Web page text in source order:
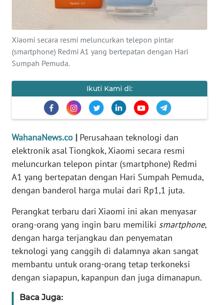
Xiaomi secara resmi meluncurkan telepon pintar
(smartphone) Redmi A1 yang bertepatan dengan Hari
Sumpah Pemuda.
Ikuti Kami di:
WahanaNews.co | Perusahaan teknologi dan
elektronik asal Tiongkok, Xiaomi secara resmi
meluncurkan telepon pintar (smartphone) Redmi
A1 yang bertepatan dengan Hari Sumpah Pemuda,
dengan banderol harga mulai dari Rp1,1 juta.
Perangkat terbaru dari Xiaomi ini akan menyasar
orang-orang yang ingin baru memiliki smartphone,
dengan harga terjangkau dan penyematan
teknologi yang canggih di dalamnya akan sangat
membantu untuk orang-orang tetap terkoneksi
dengan siapapun, kapanpun dan juga dimanapun.
Baca Juga:
SERBA-SERBI
PENDIDIKAN
OLAHRAGA
EDITORIAL
Informasi
INDEKS
BERITA
KAMI
INFO
IKLAN
TENTANG
KAMI